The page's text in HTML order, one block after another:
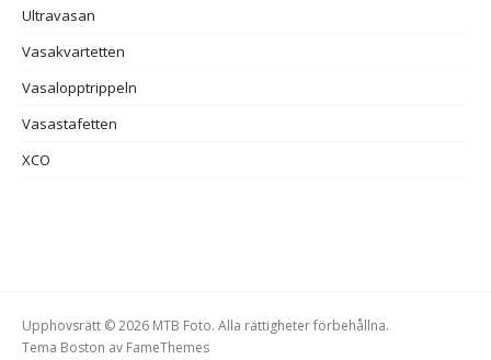
Ultravasan
Vasakvartetten
Vasalopptrippeln
Vasastafetten
XCO
Upphovsrätt © 2026 MTB Foto. Alla rättigheter förbehållna.
Tema Boston av FameThemes